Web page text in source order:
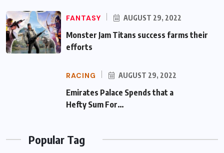
FANTASY AUGUST 29, 2022
Monster Jam Titans success farms their
efforts
RACING AUGUST 29, 2022
Emirates Palace Spends that a Hefty Sum
For…
Popular Tag